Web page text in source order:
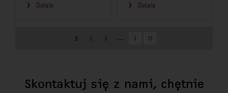
Detale Detale
1 ...
Skontaktuj się z nami, chętnie